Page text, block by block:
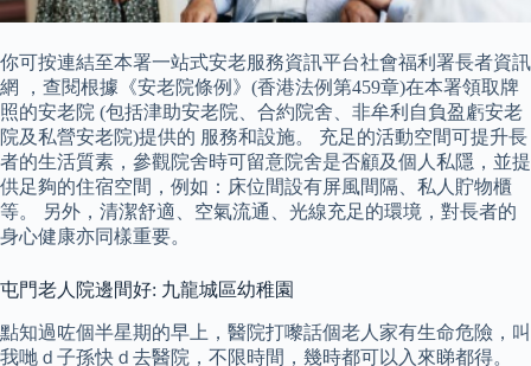
你可按連結至本署一站式安老服務資訊平台社會福利署長者資訊
網 ，查閱根據《安老院條例》(香港法例第459章)在本署領取牌
照的安老院 (包括津助安老院、合約院舍、非牟利自負盈虧安老
院及私營安老院)提供的 服務和設施。 充足的活動空間可提升長
者的生活質素，參觀院舍時可留意院舍是否顧及個人私隱，並提
供足夠的住宿空間，例如：床位間設有屏風間隔、私人貯物櫃
等。 另外，清潔舒適、空氣流通、光線充足的環境，對長者的
身心健康亦同樣重要。
屯門老人院邊間好: 九龍城區幼稚園
點知過咗個半星期的早上，醫院打嚟話個老人家有生命危險，叫
我哋ｄ子孫快ｄ去醫院，不限時間，幾時都可以入來睇都得。